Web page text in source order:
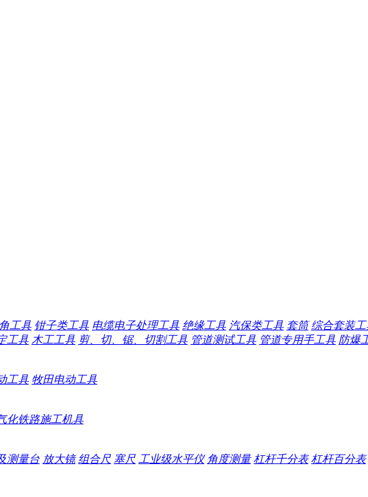
工具 钳子类工具 电缆电子处理工具 绝缘工具 汽保类工具 套筒 综合套装工
工具 木工工具 剪、切、锯、切割工具 管道测试工具 管道专用手工具 防爆
工具 牧田电动工具
化铁路施工机具
测量台 放大镜 组合尺 塞尺 工业级水平仪 角度测量 杠杆千分表 杠杆百分表